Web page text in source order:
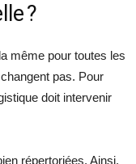
?
même pour toutes les
pas. Pour
doit intervenir
répertoriées. Ainsi,